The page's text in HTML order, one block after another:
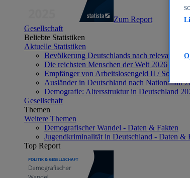
Zum Report
Gesellschaft
Beliebte Statistiken
Aktuelle Statistiken
Bevölkerung Deutschlands nach relevanten
Die reichsten Menschen der Welt 2026
Empfänger von Arbeitslosengeld II /
Ausländer in Deutschland nach Nationalität
Demografie: Altersstruktur in Deutschland
Gesellschaft
Themen
Weitere Themen
Demografischer Wandel - Daten & Fakten
Jugendkriminalität in Deutschland - Daten &
Top Report